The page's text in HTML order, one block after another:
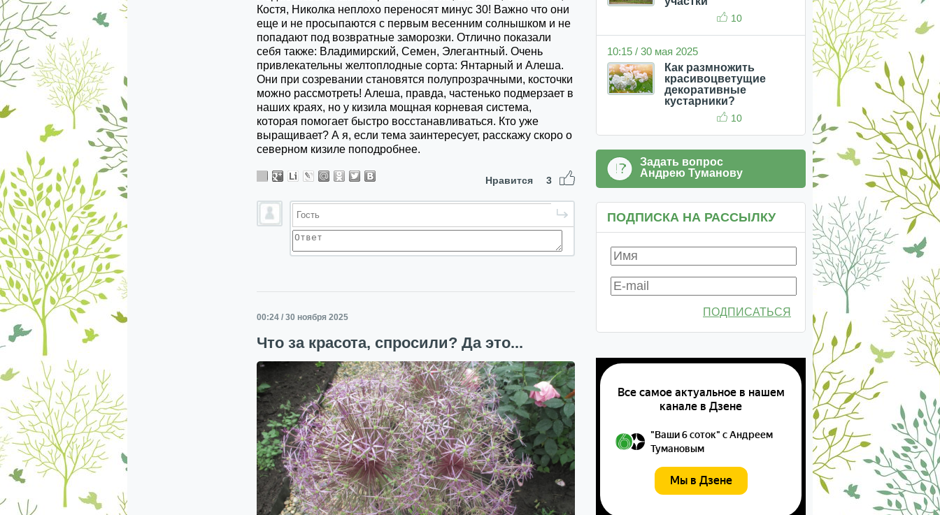
Костя, Николка неплохо переносят минус 30! Важно что они
еще и не просыпаются с первым весенним солнышком и не
попадают под возвратные заморозки. Отлично показали
себя также: Владимирский, Семен, Элегантный. Очень
привлекательны желтоплодные сорта: Янтарный и Алеша.
Они при созревании становятся полупрозрачными, косточки
можно рассмотреть! Алеша, правда, частенько подмерзает в
наших краях, но у кизила мощная корневая система,
которая помогает быстро восстанавливаться. Кто уже
выращивает? А я, если тема заинтересует, расскажу скоро о
северном кизиле поподробнее.
Нравится 3
00:24 / 30 ноября 2025
Что за красота, спросили? Да это...
10
10:15 / 30 мая 2025
Как размножить
красивоцветущие
декоративные
кустарники?
10
Задать вопрос
Андрею Туманову
ПОДПИСКА НА РАССЫЛКУ
ПОДПИСАТЬСЯ